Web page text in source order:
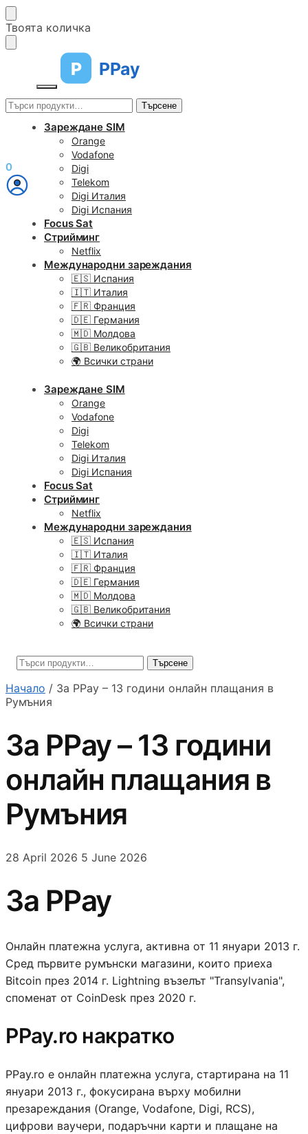
Skip
to
Skip
to
Твоята количка
P PPay
Търсене
Търсене
0
Търсене
Търсене
Зареждане SIM
Orange
Vodafone
Digi
Telekom
Digi Италия
Digi Испания
Focus Sat
Стрийминг
Netflix
Международни зареждания
🇪🇸 Испания
🇮🇹 Италия
🇫🇷 Франция
🇩🇪 Германия
🇲🇩 Молдова
🇬🇧 Великобритания
🌍 Всички страни
Зареждане SIM
Orange
Vodafone
Digi
Telekom
Digi Италия
Digi Испания
Focus Sat
Стрийминг
Netflix
Международни зареждания
🇪🇸 Испания
🇮🇹 Италия
🇫🇷 Франция
🇩🇪 Германия
🇲🇩 Молдова
🇬🇧 Великобритания
🌍 Всички страни
Начало / За PPay – 13 години онлайн плащания в
Румъния
За PPay – 13 години
онлайн плащания в
Румъния
28 April 2026 5 June 2026
За PPay
Онлайн платежна услуга, активна от 11 януари 2013 г.
Сред първите румънски магазини, които приеха
Bitcoin през 2014 г. Lightning възелът "Transylvania",
споменат от CoinDesk през 2020 г.
PPay.ro накратко
PPay.ro е онлайн платежна услуга, стартирана на 11
януари 2013 г., фокусирана върху мобилни
презареждания (Orange, Vodafone, Digi, RCS),
цифрови ваучери, подаръчни карти и плащане на